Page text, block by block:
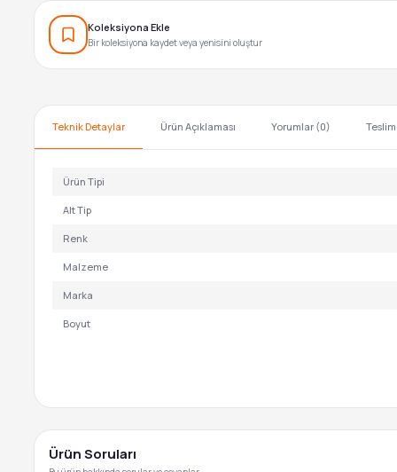
Koleksiyona Ekle
Bir koleksiyona kaydet veya yenisini oluştur
Teknik Detaylar Ürün Açıklaması Yorumlar (0)
Ürün Tipi
Alt Tip
Renk
Malzeme
Marka
Boyut
Ürün Soruları